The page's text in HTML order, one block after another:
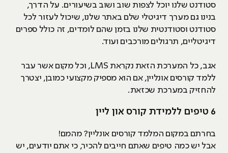
סטודנט שלנו יוכל לצפות שוב ושוב בשיעורים. על הדרך,
בנינו גם מערך דיגיטלי שלם באתר שלנו, שיכול לעזור לכל
סטודנט וסטודנטית שלנו בזמן שהם לומדים, זה כולל ספרים
דיגיטליים, תרגולים מורכבים ועוד.
אגב, כל המערכת הזאת נקראת LMS, וכל מקום אשר עבר
ללמד קורסים אונליין, אם הוא מספיק מקצועי כמובן, יצטרך
להחזיק במערכת שכזאת.
6 טיפים ללמידת קורס און ליין
בחרתם במקום המלמד קורסים אונליין? מהמם!
אבל יש כמה טיפים שאתם חייבים להכיר, כי אתם יודעים, יש